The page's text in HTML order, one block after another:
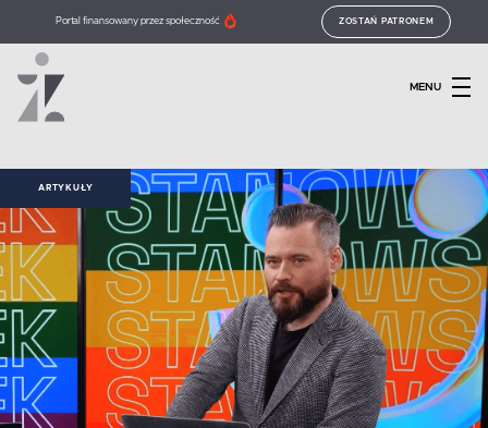
Portal finansowany przez społeczność ZOSTAŃ PATRONEM
MENU
ARTYKUŁY